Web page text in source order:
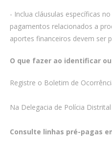
- Inclua cláusulas específicas
pagamentos relacionados a
aportes financeiros devem ser
O que fazer ao identificar
Registre o Boletim de
Na Delegacia de Polícia
Consulte linhas pré-pagas